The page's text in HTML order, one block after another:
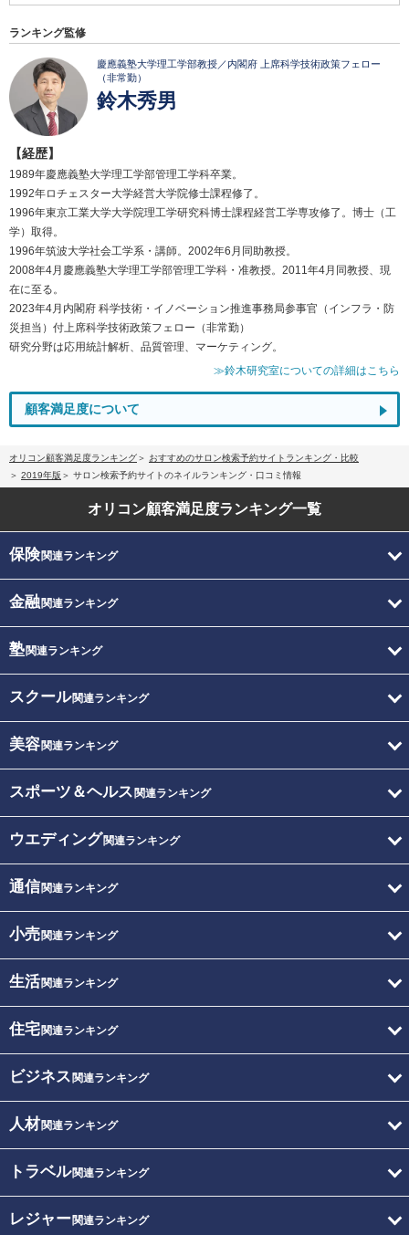
ランキング監修
慶應義塾大学理工学部教授／内閣府 上席科学技術政策フェロー
（非常勤）
鈴木秀男
【経歴】
1989年慶應義塾大学理工学部管理工学科卒業。
1992年ロチェスター大学経営大学院修士課程修了。
1996年東京工業大学大学院理工学研究科博士課程経営工学専攻修了。博士（工
学）取得。
1996年筑波大学社会工学系・講師。2002年6月同助教授。
2008年4月慶應義塾大学理工学部管理工学科・准教授。2011年4月同教授、現
在に至る。
2023年4月内閣府 科学技術・イノベーション推進事務局参事官（インフラ・防
災担当）付上席科学技術政策フェロー（非常勤）
研究分野は応用統計解析、品質管理、マーケティング。
≫鈴木研究室についての詳細はこちら
顧客満足度について
オリコン顧客満足度ランキング
おすすめのサロン検索予約サイトランキング・比較
2019年版
サロン検索予約サイトのネイルランキング・口コミ情報
オリコン顧客満足度ランキング一覧
保険関連ランキング
金融関連ランキング
塾関連ランキング
スクール関連ランキング
美容関連ランキング
スポーツ＆ヘルス 関連ランキング
ウエディング関連ランキング
通信関連ランキング
小売関連ランキング
生活関連ランキング
住宅関連ランキング
ビジネス 関連ランキング
人材関連ランキング
トラベル関連ランキング
レジャー関連ランキング